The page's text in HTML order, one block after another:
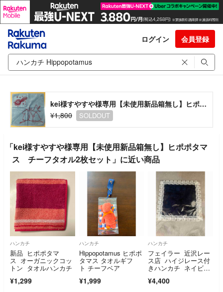
ログイン 会員登録
kei様すやすや様専用【未使用新品箱無し】ヒポポタマス チーフタオル2枚セット
¥1,800
SOLDOUT
「kei様すやすや様専用【未使用新品箱無し】ヒポポタマ
ス チーフタオル2枚セット」に近い商品
ハンカチ
新品 ヒポポタマ
ス オーガニックコッ
トン タオルハンカチ
¥1,299
ハンカチ
Hippopotamus ヒポポ
タマス タオルギフ
ト チーフベア
¥1,999
ハンカチ
フェイラー 近沢レー
ス店 ハイジレース付
きハンカチ ネイビ
¥4,400